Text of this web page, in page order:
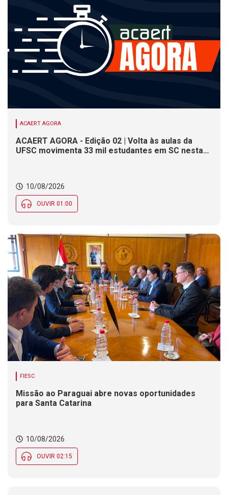
ACAERT AGORA
ACAERT AGORA - Edição 02 | Volta às aulas da
UFSC movimenta 33 mil estudantes em SC nesta
10/08/2026
OUVIR 01:00
FIESC
Missão ao Paraguai abre novas oportunidades
para Santa Catarina
10/08/2026
OUVIR 02:15